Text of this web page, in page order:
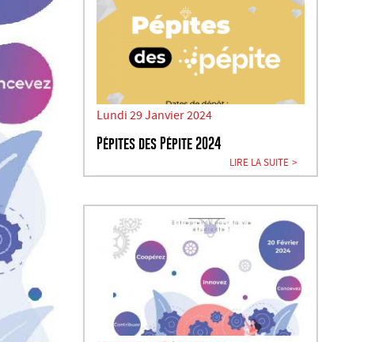
Lundi 29 Janvier 2024
Pépites des Pépite 2024
LIRE LA SUITE